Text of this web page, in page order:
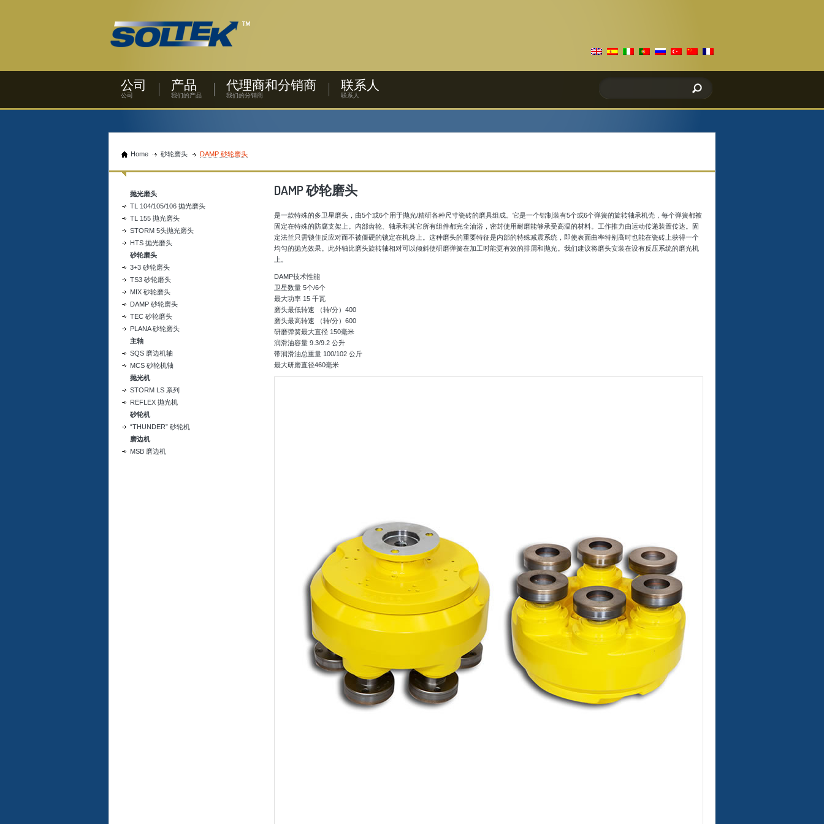
公司
公司
产品
我们的产品
代理商和分销商
我们的分销商
联系人
联系人
Home 砂轮磨头 DAMP 砂轮磨头
抛光磨头
TL 104/105/106 抛光磨头
TL 155 抛光磨头
STORM 5头抛光磨头
HTS 抛光磨头
砂轮磨头
3+3 砂轮磨头
TS3 砂轮磨头
MIX 砂轮磨头
DAMP 砂轮磨头
TEC 砂轮磨头
PLANA 砂轮磨头
主轴
SQS 磨边机轴
MCS 砂轮机轴
抛光机
STORM LS 系列
REFLEX 抛光机
砂轮机
“THUNDER” 砂轮机
磨边机
MSB 磨边机
DAMP 砂轮磨头
是一款特殊的多卫星磨头，由5个或6个用于抛光/精研各种尺寸瓷砖的磨具组成。它是一个铝制装有5个或6个弹簧的旋转轴承机壳，每个弹簧都被
固定在特殊的防腐支架上。内部齿轮、轴承和其它所有组件都完全油浴，密封使用耐磨能够承受高温的材料。工作推力由运动传递装置传达。固
定法兰只需锁住反应对而不被僵硬的锁定在机身上。这种磨头的重要特征是内部的特殊减震系统，即使表面曲率特别高时也能在瓷砖上获得一个
均匀的抛光效果。此外轴比磨头旋转轴相对可以倾斜使研磨弹簧在加工时能更有效的排屑和抛光。我们建议将磨头安装在设有反压系统的磨光机
上。
DAMP技术性能
卫星数量 5个/6个
最大功率 15 千瓦
磨头最低转速 （转/分）400
磨头最高转速 （转/分）600
研磨弹簧最大直径 150毫米
润滑油容量 9.3/9.2 公升
带润滑油总重量 100/102 公斤
最大研磨直径460毫米